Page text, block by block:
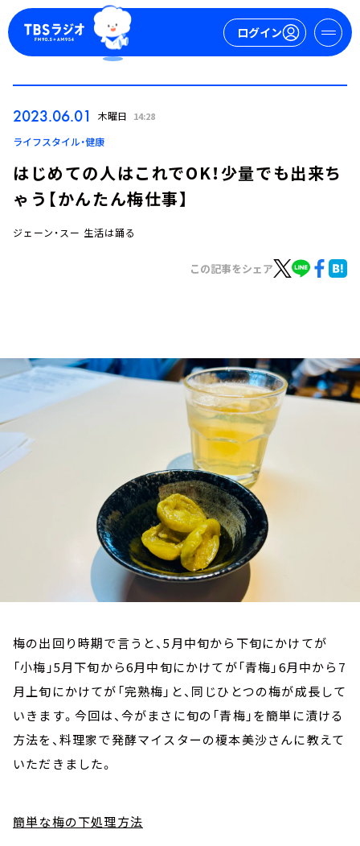
ログイン
ログイン
お知らせ
イベント・グッズ
YouTube
2023.06.01 木曜日 14:28
ライフスタイル・健康
はじめての人はこれでOK！少量でも出来ち
ゃう【かんたん梅仕事】
ジェーン・スー 生活は踊る
この記事をシェア
梅の出回り時期で言うと、5月中旬から下旬にかけてが
「小梅」5月下旬から6月中旬にかけてが「青梅」6月中から7
月上旬にかけてが「完熟梅」と、同じひとつの梅が成長して
いきます。今回は、今がまさに旬の「青梅」を簡単に漬ける
方法を、料理家で発酵マイスターの榎本美沙さんに教えて
いただきました。
簡単な梅の下処理方法